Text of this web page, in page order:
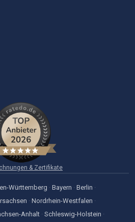
& Zertifikate
Württemberg · Bayern · Berlin ·
· Nordrhein-Westfalen ·
Anhalt · Schleswig-Holstein ·